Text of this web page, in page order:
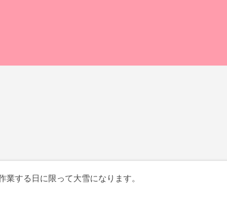
する日に限って大雪になります。